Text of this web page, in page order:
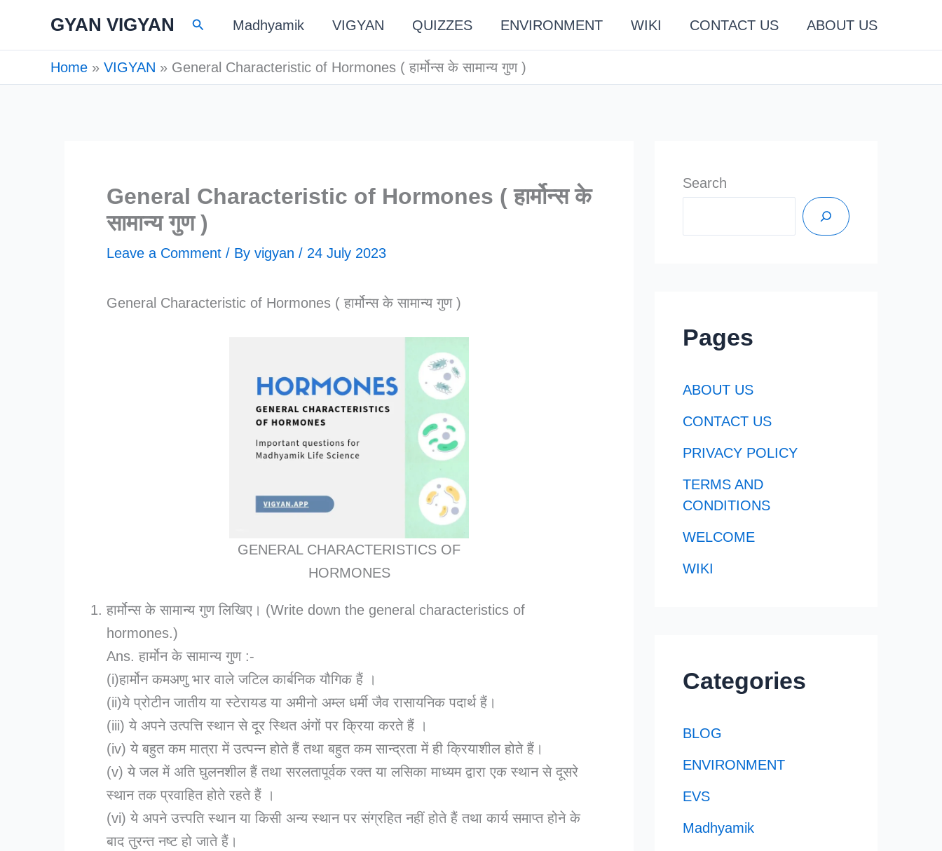
GYAN VIGYAN Search Madhyamik VIGYAN QUIZZES ENVIRONMENT WIKI CONTACT US ABOUT US
Home VIGYAN General Characteristic of Hormones ( हार्मोन्स के सामान्य गुण )
General Characteristic of Hormones ( हार्मोन्स के
सामान्य गुण )
Leave a Comment / By vigyan / 24 July 2023
General Characteristic of Hormones ( हार्मोन्स के सामान्य गुण )
GENERAL CHARACTERISTICS OF
HORMONES
हार्मोन्स के सामान्य गुण लिखिए। (Write down the general characteristics of
hormones.)
Ans. हार्मोन के सामान्य गुण :-
(i)हार्मोन कमअणु भार वाले जटिल कार्बनिक यौगिक हैं ।
(ii)ये प्रोटीन जातीय या स्टेरायड या अमीनो अम्ल धर्मी जैव रासायनिक पदार्थ हैं।
(iii) ये अपने उत्पत्ति स्थान से दूर स्थित अंगों पर क्रिया करते हैं ।
(iv) ये बहुत कम मात्रा में उत्पन्न होते हैं तथा बहुत कम सान्द्रता में ही क्रियाशील होते हैं।
(v) ये जल में अति घुलनशील हैं तथा सरलतापूर्वक रक्त या लसिका माध्यम द्वारा एक स्थान से दूसरे
स्थान तक प्रवाहित होते रहते हैं ।
(vi) ये अपने उत्त्पति स्थान या किसी अन्य स्थान पर संग्रहित नहीं होते हैं तथा कार्य समाप्त होने के
बाद तुरन्त नष्ट हो जाते हैं।
Search
Pages
ABOUT US
CONTACT US
PRIVACY POLICY
TERMS AND
CONDITIONS
WELCOME
WIKI
Categories
BLOG
ENVIRONMENT
EVS
Madhyamik